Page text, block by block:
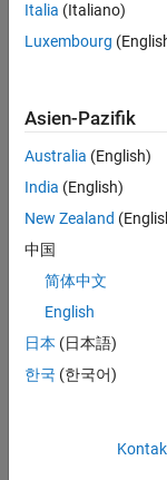
Read the first
T = read(ds);
Reset the
from it.
Input
collapse all
—
Italia (Italiano)
Luxembourg
Asien-Pazifik
Australia (English)
India (English)
New Zealand
中国
简体中文
English
日本 (日本語)
한국 (한국어)